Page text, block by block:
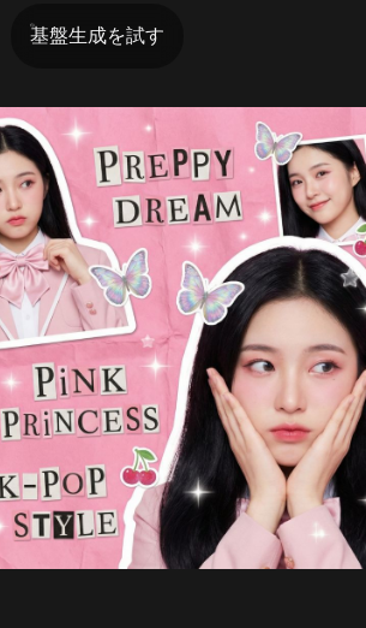
基盤生成を試す